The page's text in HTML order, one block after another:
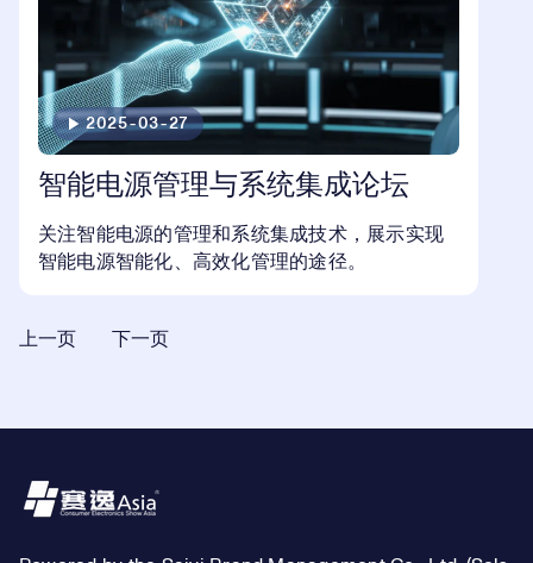
智能电源管理与系统集成论坛
关注智能电源的管理和系统集成技术，展示实现
智能电源智能化、高效化管理的途径。
2025-03-27
上一页 下一页
Footer